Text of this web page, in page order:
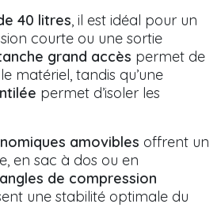
40 litres, il est idéal pour un
courte ou une sortie
grand accès permet de
matériel, tandis qu’une
permet d’isoler les
amovibles offrent un
en sac à dos ou en
de compression
une stabilité optimale du